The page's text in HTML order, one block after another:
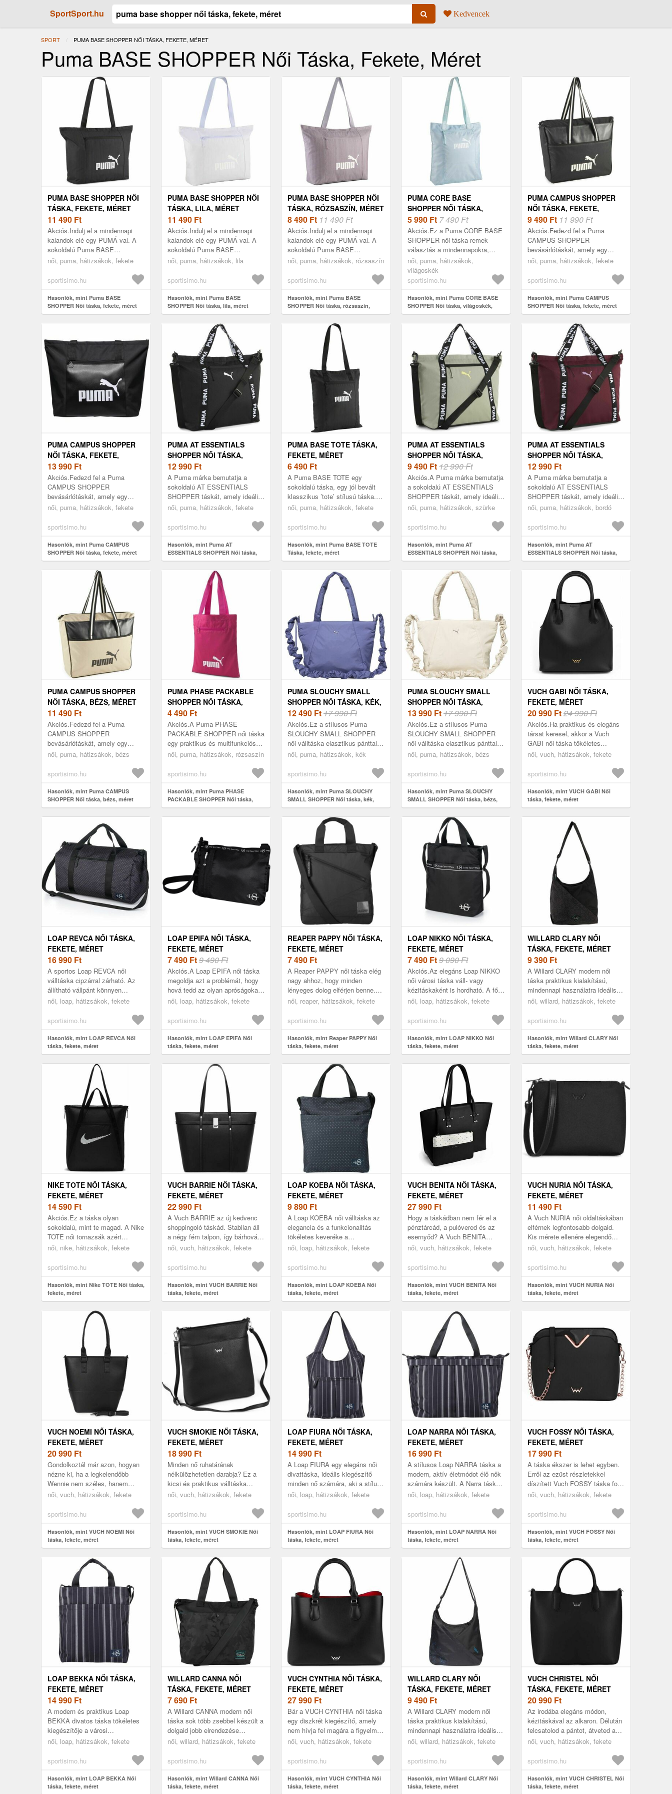
SportSport.hu Kedvencek
SPORT JELENLEGI:
PUMA BASE SHOPPER NŐI TÁSKA, FEKETE, MÉRET
Puma BASE SHOPPER Női Táska, Fekete, Méret
PUMA BASE SHOPPER NŐI
TÁSKA, FEKETE, MÉRET
11 490 Ft
Akciós.Indulj el a mindennapi
kalandok elé egy PUMÁ-val. A
sokoldalú Puma BASE
SHOPPER táska tágas
zsebbel és cipzáras belső ...
női, puma, hátizsákok, fekete
sportisimo.hu
Hasonlók, mint Puma BASE
SHOPPER Női táska, fekete, méret
PUMA BASE SHOPPER NŐI
TÁSKA, LILA, MÉRET
11 490 Ft
Akciós.Indulj el a mindennapi
kalandok elé egy PUMÁ-val. A
sokoldalú Puma BASE
SHOPPER táska tágas
zsebbel és cipzáras belső ...
női, puma, hátizsákok, lila
sportisimo.hu
Hasonlók, mint Puma BASE
SHOPPER Női táska, lila, méret
PUMA BASE SHOPPER NŐI
TÁSKA, RÓZSASZÍN, MÉRET
8 490 Ft11 490 Ft
Akciós.Indulj el a mindennapi
kalandok elé egy PUMÁ-val. A
sokoldalú Puma BASE
SHOPPER táska tágas
zsebbel és cipzáras belső ...
női, puma, hátizsákok, rózsaszín
sportisimo.hu
Hasonlók, mint Puma BASE
SHOPPER Női táska, rózsaszín,
méret
PUMA CORE BASE
SHOPPER NŐI TÁSKA,
VILÁGOSKÉK, MÉRET
5 990 Ft7 490 Ft
Akciós.Ez a Puma CORE BASE
SHOPPER női táska remek
választás a mindennapokra,
kisebb bevásárlásra vagy
strandolásra. Értékelni fogod
cipzáras elülső zsebé...
női, puma, hátizsákok,
világoskék
sportisimo.hu
Hasonlók, mint Puma CORE BASE
SHOPPER Női táska, világoskék,
méret
PUMA CAMPUS SHOPPER
NŐI TÁSKA, FEKETE,
MÉRET
9 490 Ft11 990 Ft
Akciós.Fedezd fel a Puma
CAMPUS SHOPPER
bevásárlótáskát, amely egy
klasszikus retro darab modern
kiegészítők időtlen báj...
női, puma, hátizsákok, fekete
sportisimo.hu
Hasonlók, mint Puma CAMPUS
SHOPPER Női táska, fekete, méret
PUMA CAMPUS SHOPPER
NŐI TÁSKA, FEKETE,
MÉRET
13 990 Ft
Akciós.Fedezd fel a Puma
CAMPUS SHOPPER
bevásárlótáskát, amely egy
klasszikus retro darab modern
kiegészítők időtlen báj...
női, puma, hátizsákok, fekete
sportisimo.hu
Hasonlók, mint Puma CAMPUS
SHOPPER Női táska, fekete, méret
PUMA AT ESSENTIALS
SHOPPER NŐI TÁSKA,
FEKETE, MÉRET
12 990 Ft
A Puma márka bemutatja a
sokoldalú AT ESSENTIALS
SHOPPER táskát, amely ideális
edzőterembe és a
főrekesszel, praktik...
női, puma, hátizsákok, fekete
sportisimo.hu
Hasonlók, mint Puma AT
ESSENTIALS SHOPPER Női táska,
fekete, méret
PUMA BASE TOTE TÁSKA,
FEKETE, MÉRET
6 490 Ft
A Puma BASE TOTE egy
sokoldalú táska, egy jól bevált
klasszikus ’tote’ stílusú táska.
Egy cipzáras főrekesszel, egy
erős...
női, puma, hátizsákok, fekete
sportisimo.hu
Hasonlók, mint Puma BASE TOTE
Táska, fekete, méret
PUMA AT ESSENTIALS
SHOPPER NŐI TÁSKA,
SZÜRKE, MÉRET
9 490 Ft12 990 Ft
Akciós.A Puma márka bemutatja
a sokoldalú AT ESSENTIALS
SHOPPER táskát, amely ideális
edzőterembe és a
főrekesszel, praktik...
női, puma, hátizsákok, szürke
sportisimo.hu
Hasonlók, mint Puma AT
ESSENTIALS SHOPPER Női táska,
szürke, méret
PUMA AT ESSENTIALS
SHOPPER NŐI TÁSKA,
BORDÓ, MÉRET
12 990 Ft
A Puma márka bemutatja a
sokoldalú AT ESSENTIALS
SHOPPER táskát, amely ideális
edzőterembe és a
főrekesszel, praktik...
női, puma, hátizsákok, bordó
sportisimo.hu
Hasonlók, mint Puma AT
ESSENTIALS SHOPPER Női táska,
bordó, méret
PUMA CAMPUS SHOPPER
NŐI TÁSKA, BÉZS, MÉRET
11 490 Ft
Akciós.Fedezd fel a Puma
CAMPUS SHOPPER
bevásárlótáskát, amely egy
klasszikus retro darab modern
kiegészítők időtlen báj...
női, puma, hátizsákok, bézs
sportisimo.hu
Hasonlók, mint Puma CAMPUS
SHOPPER Női táska, bézs, méret
PUMA PHASE PACKABLE
SHOPPER NŐI TÁSKA,
RÓZSASZÍN, MÉRET
4 490 Ft
Akciós.A Puma PHASE
PACKABLE SHOPPER női táska
egy praktikus és multifunkciós
táska, amely minden nő számára
cipzáras fő zsebé...
női, puma, hátizsákok, rózsaszín
sportisimo.hu
Hasonlók, mint Puma PHASE
PACKABLE SHOPPER Női táska,
rózsaszín, méret
PUMA SLOUCHY SMALL
SHOPPER NŐI TÁSKA, KÉK,
MÉRET
12 490 Ft17 990 Ft
Akciós.Ez a stílusos Puma
SLOUCHY SMALL SHOPPER
női válltáska elasztikus pánttal,
párnázott fogantyúkkal és
rendelkezik. A cipzáras...
női, puma, hátizsákok, kék
sportisimo.hu
Hasonlók, mint Puma SLOUCHY
SMALL SHOPPER Női táska, kék,
méret
PUMA SLOUCHY SMALL
SHOPPER NŐI TÁSKA,
BÉZS, MÉRET
13 990 Ft17 990 Ft
Akciós.Ez a stílusos Puma
SLOUCHY SMALL SHOPPER
női válltáska elasztikus pánttal,
párnázott fogantyúkkal és
rendelkezik. A cipzáras...
női, puma, hátizsákok, bézs
sportisimo.hu
Hasonlók, mint Puma SLOUCHY
SMALL SHOPPER Női táska, bézs,
méret
VUCH GABI NŐI TÁSKA,
FEKETE, MÉRET
20 990 Ft24 990 Ft
Akciós.Ha praktikus és elegáns
társat keresel, akkor a Vuch
GABI női táska tökéletes
választás számodra. Magaddal
vagy e...
női, vuch, hátizsákok, fekete
sportisimo.hu
Hasonlók, mint VUCH GABI Női
táska, fekete, méret
LOAP REVCA NŐI TÁSKA,
FEKETE, MÉRET
16 990 Ft
A sportos Loap REVCA női
válltáska cipzárral zárható. Az
állítható vállpánt könnyen
levehető. A táskát a
kézben is ...
női, loap, hátizsákok, fekete
sportisimo.hu
Hasonlók, mint LOAP REVCA Női
táska, fekete, méret
LOAP EPIFA NŐI TÁSKA,
FEKETE, MÉRET
7 490 Ft9 490 Ft
Akciós.A Loap EPIFA női táska
megoldja azt a problémát, hogy
hová tedd az olyan apróságokat,
mint a mobiltelefon, a pénztárca
női, loap, hátizsákok, fekete
sportisimo.hu
Hasonlók, mint LOAP EPIFA Női
táska, fekete, méret
REAPER PAPPY NŐI TÁSKA,
FEKETE, MÉRET
7 490 Ft
A Reaper PAPPY női táska elég
nagy ahhoz, hogy minden
lényeges dolog elférjen benne.
Szabályozható pántjának
szerint b...
női, reaper, hátizsákok, fekete
sportisimo.hu
Hasonlók, mint Reaper PAPPY Női
táska, fekete, méret
LOAP NIKKO NŐI TÁSKA,
FEKETE, MÉRET
7 490 Ft9 090 Ft
Akciós.Az elegáns Loap NIKKO
női városi táska váll- vagy
kézitáskaként is hordható. A fő
zseb cipzáras, elöl pedig egy
állí...
női, loap, hátizsákok, fekete
sportisimo.hu
Hasonlók, mint LOAP NIKKO Női
táska, fekete, méret
WILLARD CLARY NŐI
TÁSKA, FEKETE, MÉRET
9 390 Ft
A Willard CLARY modern női
táska praktikus kialakítású,
mindennapi használatra ideális.
Elegendő helyet és számos
áttekinthe...
női, willard, hátizsákok, fekete
sportisimo.hu
Hasonlók, mint Willard CLARY Női
táska, fekete, méret
NIKE TOTE NŐI TÁSKA,
FEKETE, MÉRET
14 590 Ft
Akciós.Ez a táska olyan
sokoldalú, mint te magad. A Nike
TOTE női tornazsák azért
készült, hogy segítsen
táska belsejében több...
női, nike, hátizsákok, fekete
sportisimo.hu
Hasonlók, mint Nike TOTE Női táska,
fekete, méret
VUCH BARRIE NŐI TÁSKA,
FEKETE, MÉRET
22 990 Ft
A Vuch BARRIE az új kedvenc
shoppingoló táskád. Stabilan áll
a négy fém talpon, így bárhová is
teszed, nem fenyegeti a karcolás
női, vuch, hátizsákok, fekete
sportisimo.hu
Hasonlók, mint VUCH BARRIE Női
táska, fekete, méret
LOAP KOEBA NŐI TÁSKA,
FEKETE, MÉRET
9 890 Ft
A Loap KOEBA női válltáska az
elegancia és a funkcionalitás
tökéletes keveréke a
mindennapokban a városban és
táska mi...
női, loap, hátizsákok, fekete
sportisimo.hu
Hasonlók, mint LOAP KOEBA Női
táska, fekete, méret
VUCH BENITA NŐI TÁSKA,
FEKETE, MÉRET
27 990 Ft
Hogy a táskádban nem fér el a
pénztárcád, a pulóvered és az
esernyőd? A Vuch BENITA
táskával ez biztosan nem fog
És...
női, vuch, hátizsákok, fekete
sportisimo.hu
Hasonlók, mint VUCH BENITA Női
táska, fekete, méret
VUCH NURIA NŐI TÁSKA,
FEKETE, MÉRET
11 490 Ft
A Vuch NURIA női oldaltáskában
elférnek legfontosabb dolgaid.
Kis mérete ellenére elegendő
zsebbel és rekesszel
rendezette...
női, vuch, hátizsákok, fekete
sportisimo.hu
Hasonlók, mint VUCH NURIA Női
táska, fekete, méret
VUCH NOEMI NŐI TÁSKA,
FEKETE, MÉRET
20 990 Ft
Gondolkoztál már azon, hogyan
nézne ki, ha a legkelendőbb
Wennie nem széles, hanem
magas lenne? Úgy nézne ki, mint
valami ...
női, vuch, hátizsákok, fekete
sportisimo.hu
Hasonlók, mint VUCH NOEMI Női
táska, fekete, méret
VUCH SMOKIE NŐI TÁSKA,
FEKETE, MÉRET
18 990 Ft
Minden nő ruhatárának
nélkülözhetetlen darabja? Ez a
kicsi és praktikus válltáska
elegáns fekete színben. Dobd be
te...
női, vuch, hátizsákok, fekete
sportisimo.hu
Hasonlók, mint VUCH SMOKIE Női
táska, fekete, méret
LOAP FIURA NŐI TÁSKA,
FEKETE, MÉRET
14 990 Ft
A Loap FIURA egy elegáns női
divattáska, ideális kiegészítő
minden nő számára, aki a stílus
és a funkcionalitás kombinációját
női, loap, hátizsákok, fekete
sportisimo.hu
Hasonlók, mint LOAP FIURA Női
táska, fekete, méret
LOAP NARRA NŐI TÁSKA,
FEKETE, MÉRET
16 990 Ft
A stílusos Loap NARRA táska a
modern, aktív életmódot élő nők
számára készült. A Narra táska
mindig jól fog állni a mindennapi
női, loap, hátizsákok, fekete
sportisimo.hu
Hasonlók, mint LOAP NARRA Női
táska, fekete, méret
VUCH FOSSY NŐI TÁSKA,
FEKETE, MÉRET
17 990 Ft
A táska ékszer is lehet egyben.
Erről az ezüst részletekkel
díszített Vuch FOSSY táska fog
meggyőzni, amely minden
női, vuch, hátizsákok, fekete
sportisimo.hu
Hasonlók, mint VUCH FOSSY Női
táska, fekete, méret
LOAP BEKKA NŐI TÁSKA,
FEKETE, MÉRET
14 990 Ft
A modern és praktikus Loap
BEKKA divatos táska tökéletes
kiegészítője a városi
életstílusodnak. Ezzel az
leszel, ak...
női, loap, hátizsákok, fekete
sportisimo.hu
Hasonlók, mint LOAP BEKKA Női
táska, fekete, méret
WILLARD CANNA NŐI
TÁSKA, FEKETE, MÉRET
7 690 Ft
A Willard CANNA modern női
táska sok több zsebbel készült a
dolgaid jobb elrendezése
érdekében.
női, willard, hátizsákok, fekete
sportisimo.hu
Hasonlók, mint Willard CANNA Női
táska, fekete, méret
VUCH CYNTHIA NŐI TÁSKA,
FEKETE, MÉRET
27 990 Ft
Bár a VUCH CYNTHIA női táska
egy diszkrét kiegészítő, amely
nem hívja fel magára a figyelmet,
mégis nagy feltűnést kelthetsz
női, vuch, hátizsákok, fekete
sportisimo.hu
Hasonlók, mint VUCH CYNTHIA Női
táska, fekete, méret
WILLARD CLARY NŐI
TÁSKA, FEKETE, MÉRET
9 490 Ft
A Willard CLARY modern női
táska praktikus kialakítású,
mindennapi használatra ideális.
Elegendő helyet és számos
áttekinthe...
női, willard, hátizsákok, fekete
sportisimo.hu
Hasonlók, mint Willard CLARY Női
táska, fekete, méret
VUCH CHRISTEL NŐI
TÁSKA, FEKETE, MÉRET
20 990 Ft
Az irodába elegáns módon,
kézitáskával az alkaron. Délután
felcsatolod a pántot, átveted a
válladon, és praktikus crossbody
női, vuch, hátizsákok, fekete
sportisimo.hu
Hasonlók, mint VUCH CHRISTEL Női
táska, fekete, méret